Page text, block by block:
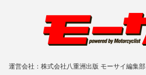
運営会社：株式会社八重洲出版 モーサイ編集部